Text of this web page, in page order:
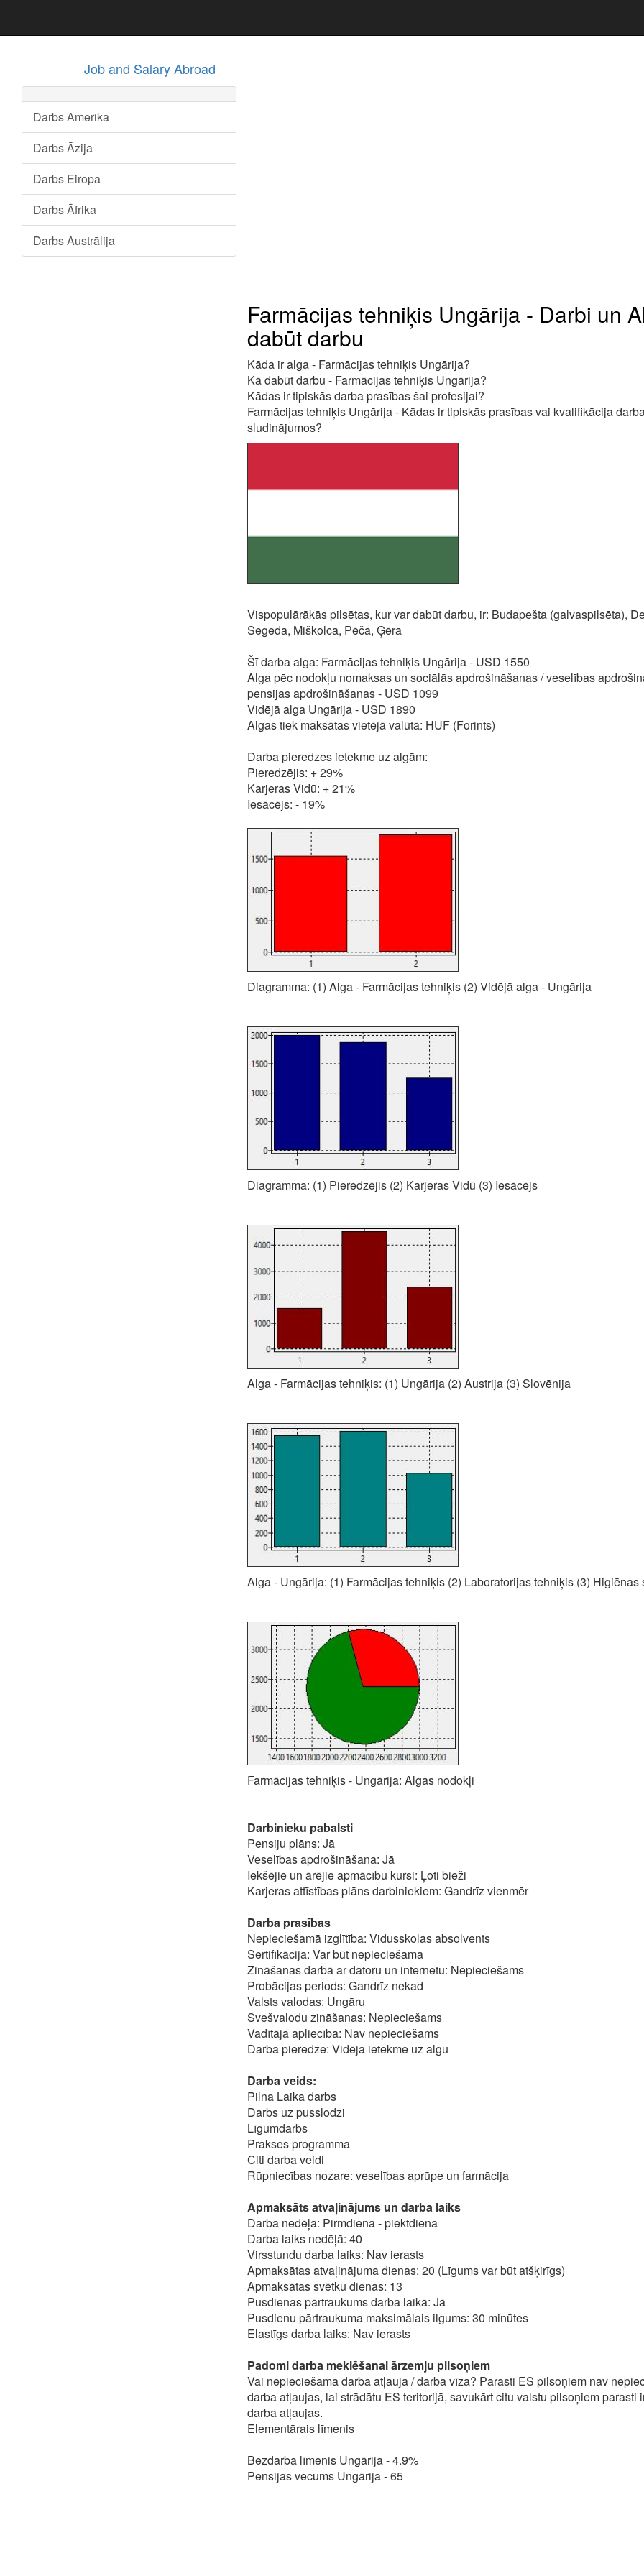
Job and Salary Abroad
Darbs Amerika
Darbs Āzija
Darbs Eiropa
Darbs Āfrika
Darbs Austrālija
Farmācijas tehniķis Ungārija - Darbi un
dabūt darbu
Kāda ir alga - Farmācijas tehniķis Ungārija?
Kā dabūt darbu - Farmācijas tehniķis Ungārija?
Kādas ir tipiskās darba prasības šai profesijai?
Farmācijas tehniķis Ungārija - Kādas ir tipiskās prasības vai kvalifikācija
sludinājumos?
Vispopulārākās pilsētas, kur var dabūt darbu, ir: Budapešta (galvaspilsēta),
Segeda, Miškolca, Pēča, Ģēra
Šī darba alga: Farmācijas tehniķis Ungārija - USD 1550
Alga pēc nodokļu nomaksas un sociālās apdrošināšanas / veselības
pensijas apdrošināšanas - USD 1099
Vidējā alga Ungārija - USD 1890
Algas tiek maksātas vietējā valūtā: HUF (Forints)
Darba pieredzes ietekme uz algām:
Pieredzējis: + 29%
Karjeras Vidū: + 21%
Iesācējs: - 19%
Diagramma: (1) Alga - Farmācijas tehniķis (2) Vidējā alga - Ungārija
Diagramma: (1) Pieredzējis (2) Karjeras Vidū (3) Iesācējs
Alga - Farmācijas tehniķis: (1) Ungārija (2) Austrija (3) Slovēnija
Alga - Ungārija: (1) Farmācijas tehniķis (2) Laboratorijas tehniķis (3) Higiēnas
Farmācijas tehniķis - Ungārija: Algas nodokļi
Darbinieku pabalsti
Pensiju plāns: Jā
Veselības apdrošināšana: Jā
Iekšējie un ārējie apmācību kursi: Ļoti bieži
Karjeras attīstības plāns darbiniekiem: Gandrīz vienmēr
Darba prasības
Nepieciešamā izglītība: Vidusskolas absolvents
Sertifikācija: Var būt nepieciešama
Zināšanas darbā ar datoru un internetu: Nepieciešams
Probācijas periods: Gandrīz nekad
Valsts valodas: Ungāru
Svešvalodu zināšanas: Nepieciešams
Vadītāja apliecība: Nav nepieciešams
Darba pieredze: Vidēja ietekme uz algu
Darba veids:
Pilna Laika darbs
Darbs uz pusslodzi
Līgumdarbs
Prakses programma
Citi darba veidi
Rūpniecības nozare: veselības aprūpe un farmācija
Apmaksāts atvaļinājums un darba laiks
Darba nedēļa: Pirmdiena - piektdiena
Darba laiks nedēļā: 40
Virsstundu darba laiks: Nav ierasts
Apmaksātas atvaļinājuma dienas: 20 (Līgums var būt atšķirīgs)
Apmaksātas svētku dienas: 13
Pusdienas pārtraukums darba laikā: Jā
Pusdienu pārtraukuma maksimālais ilgums: 30 minūtes
Elastīgs darba laiks: Nav ierasts
Padomi darba meklēšanai ārzemju pilsoņiem
Vai nepieciešama darba atļauja / darba vīza? Parasti ES pilsoņiem nav
darba atļaujas, lai strādātu ES teritorijā, savukārt citu valstu pilsoņiem parasti
darba atļaujas.
Elementārais līmenis
Bezdarba līmenis Ungārija - 4.9%
Pensijas vecums Ungārija - 65